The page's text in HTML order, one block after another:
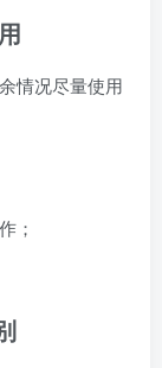
情况尽量使用
；